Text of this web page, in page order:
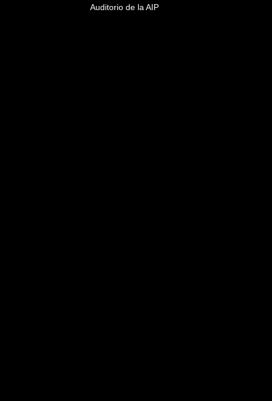
Auditorio de la AIP